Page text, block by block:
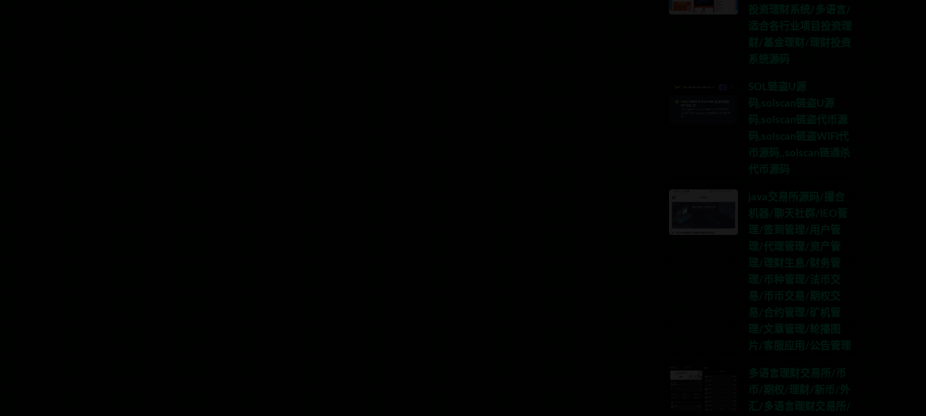
投资理财系统/多语言/
适合各行业项目投资理
财/基金理财/理财投资
系统源码
SOL链盗U源
码,solscan链盗U源
码,solscan链盗代币源
码,solscan链盗WIFI代
币源码,,solscan链通杀
代币源码
java交易所源码/撮合
机器/聊天社群/IEO管
理/签到管理/用户管
理/代理管理/资产管
理/理财生息/财务管
理/币种管理/法币交
易/币币交易/期权交
易/合约管理/矿机管
理/文章管理/轮播图
片/客服应用/公告管理
多语言理财交易所/币
币/期权/理财/新币/外
汇/多语言理财交易所/